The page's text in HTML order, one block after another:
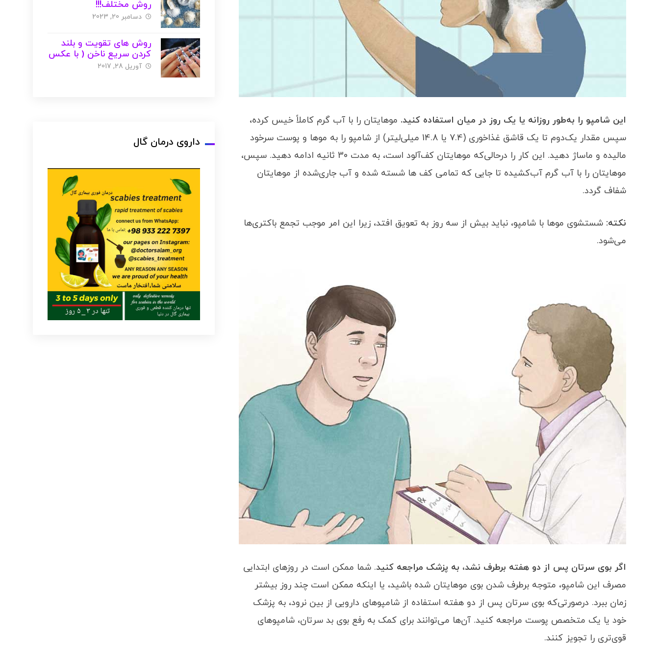
این شامپو را به‌طور روزانه یا یک روز در میان استفاده کنید. موهایتان را با آب گرم کاملاً خیس کرده،
سپس مقدار یک‌دوم تا یک قاشق غذاخوری (7.4 یا 14.8 میلی‌لیتر) از شامپو را به موها و پوست سرخود
مالیده و ماساژ دهید. این کار را درحالی‌که موهایتان کف‌آلود است، به مدت 30 ثانیه ادامه دهید. سپس،
موهایتان را با آب گرم آب‌کشیده تا جایی که تمامی کف ها شسته شده و آب جاری‌شده از موهایتان
شفاف گردد.
نکته: شستشوی موها با شامپو، نباید بیش از سه روز به تعویق افتد، زیرا این امر موجب تجمع باکتری‌ها
می‌شود.
اگر بوی سرتان پس از دو هفته برطرف نشد، به پزشک مراجعه کنید. شما ممکن است در روزهای ابتدایی
مصرف این شامپو، متوجه برطرف شدن بوی موهایتان شده باشید، یا اینکه ممکن است چند روز بیشتر
زمان ببرد. درصورتی‌که بوی سرتان پس از دو هفته استفاده از شامپوهای دارویی از بین نرود، به پزشک
خود یا یک متخصص پوست مراجعه کنید. آن‌ها می‌توانند برای کمک به رفع بوی بد سرتان، شامپوهای
قوی‌تری را تجویز کنند.
روش مختلف!!!
دسامبر 20, 2023
روش های تقویت و بلند
کردن سریع ناخن ( با عکس
)
آوریل 28, 2017
داروی درمان گال